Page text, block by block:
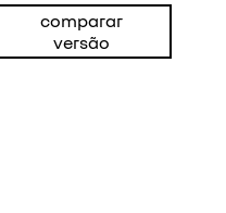
comparar
versão